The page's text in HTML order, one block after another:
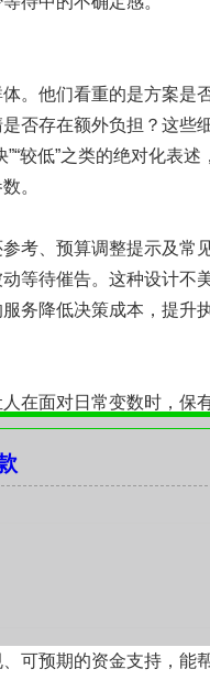
。他们看重的是方案是
否存在额外负担？这些
较低”之类的绝对化表述
。
考、预算调整提示及常
等待催告。这种设计不
务降低决策成本，提升
在面对日常变数时，保
赶早班高铁前也能安心
提供一次稳妥、安静、
可预期的资金支持，能